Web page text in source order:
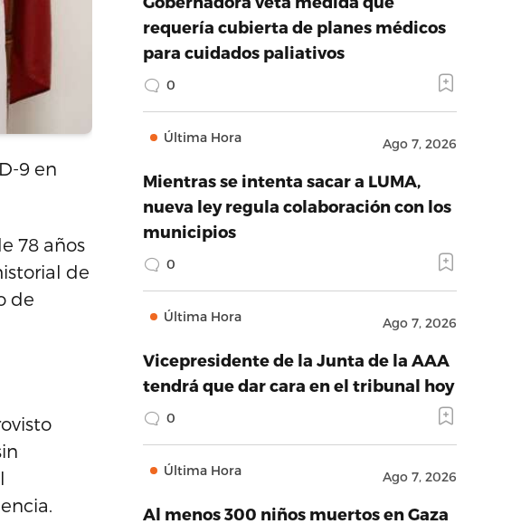
9 en
78 años
de
de
requería cubierta de planes médicos
para cuidados paliativos
0
Última Hora Ago 7, 2026
Mientras se intenta sacar a LUMA,
nueva ley regula colaboración con los
municipios
0
Última Hora Ago 7, 2026
Vicepresidente de la Junta de la AAA
tendrá que dar cara en el tribunal hoy
0
Última Hora Ago 7, 2026
Al menos 300 niños muertos en Gaza